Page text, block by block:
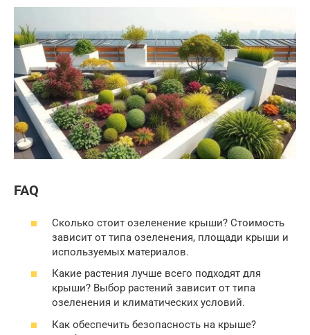
FAQ
Сколько стоит озеленение крыши? Стоимость
зависит от типа озеленения, площади крыши и
используемых материалов.
Какие растения лучше всего подходят для
крыши? Выбор растений зависит от типа
озеленения и климатических условий.
Как обеспечить безопасность на крыше?